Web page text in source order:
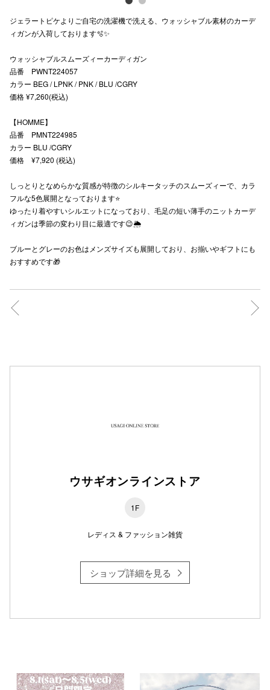
ジェラートピケよりご自宅の洗濯機で洗える、ウォッシャブル素材のカーデ
ィガンが入荷しております🫧✨
ウォッシャブルスムーズィーカーディガン
品番 PWNT224057
カラー BEG / LPNK / PNK / BLU /CGRY
価格 ¥7,260(税込)
【HOMME】
品番 PMNT224985
カラー BLU /CGRY
価格 ¥7,920 (税込)
しっとりとなめらかな質感が特徴のシルキータッチのスムーズィーで、カラ
フルな5色展開となっております⭐️
ゆったり着やすいシルエットになっており、毛足の短い薄手のニットカーデ
ィガンは季節の変わり目に最適です😉🌦
ブルーとグレーのお色はメンズサイズも展開しており、お揃いやギフトにも
おすすめです🎁
ウサギオンラインストア
1F
レディス & ファッション雑貨
ショップ詳細を見る
高崎オ
新百合丘